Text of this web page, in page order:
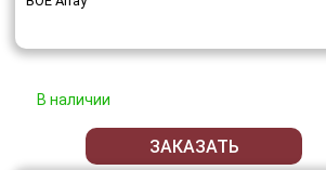
В наличии
ЗАКАЗАТЬ